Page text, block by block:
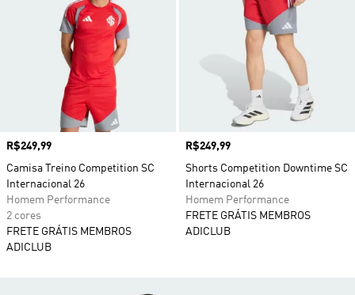
Preço
R$249,99
Camisa Treino Competition SC
Internacional 26
Homem Performance
2 cores
FRETE GRÁTIS MEMBROS
ADICLUB
Preço
R$249,99
Shorts Competition Downtime SC
Internacional 26
Homem Performance
FRETE GRÁTIS MEMBROS
ADICLUB